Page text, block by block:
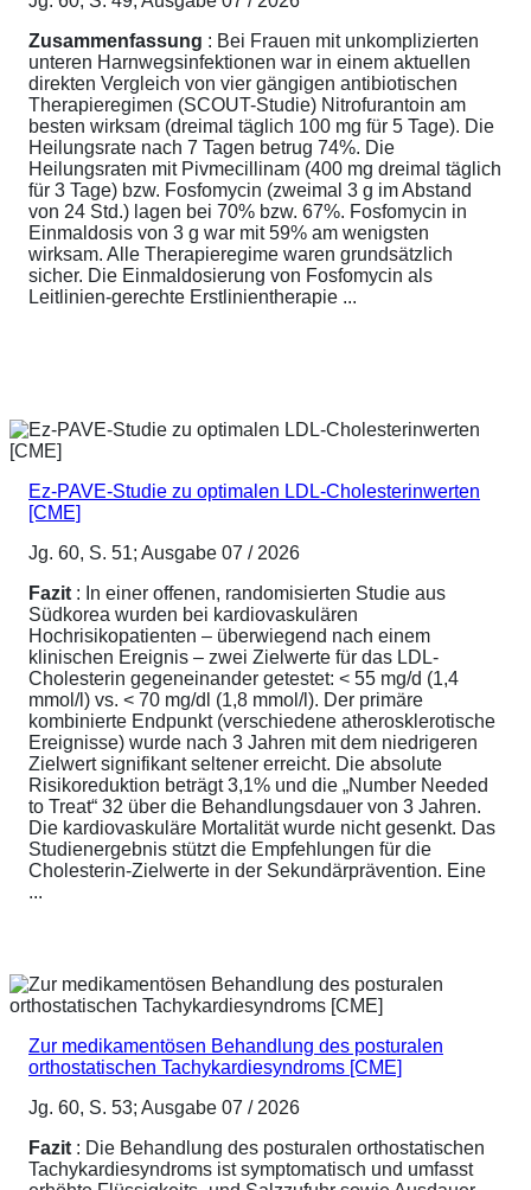
Zusammenfassung : Bei Frauen mit unkomplizierten
unteren Harnwegsinfektionen war in einem aktuellen
direkten Vergleich von vier gängigen antibiotischen
Therapieregimen (SCOUT-Studie) Nitrofurantoin am
besten wirksam (dreimal täglich 100 mg für 5 Tage). Die
Heilungsrate nach 7 Tagen betrug 74%. Die
Heilungsraten mit Pivmecillinam (400 mg dreimal täglich
für 3 Tage) bzw. Fosfomycin (zweimal 3 g im Abstand
von 24 Std.) lagen bei 70% bzw. 67%. Fosfomycin in
Einmaldosis von 3 g war mit 59% am wenigsten
wirksam. Alle Therapieregime waren grundsätzlich
sicher. Die Einmaldosierung von Fosfomycin als
Leitlinien-gerechte Erstlinientherapie ...
Ez-PAVE-Studie zu optimalen LDL-Cholesterinwerten
[CME]
Jg. 60, S. 51; Ausgabe 07 / 2026
Fazit : In einer offenen, randomisierten Studie aus
Südkorea wurden bei kardiovaskulären
Hochrisikopatienten – überwiegend nach einem
klinischen Ereignis – zwei Zielwerte für das LDL-
Cholesterin gegeneinander getestet: < 55 mg/d (1,4
mmol/l) vs. < 70 mg/dl (1,8 mmol/l). Der primäre
kombinierte Endpunkt (verschiedene atherosklerotische
Ereignisse) wurde nach 3 Jahren mit dem niedrigeren
Zielwert signifikant seltener erreicht. Die absolute
Risikoreduktion beträgt 3,1% und die „Number Needed
to Treat“ 32 über die Behandlungsdauer von 3 Jahren.
Die kardiovaskuläre Mortalität wurde nicht gesenkt. Das
Studienergebnis stützt die Empfehlungen für die
Cholesterin-Zielwerte in der Sekundärprävention. Eine
...
Zur medikamentösen Behandlung des posturalen
orthostatischen Tachykardiesyndroms [CME]
Jg. 60, S. 53; Ausgabe 07 / 2026
Fazit : Die Behandlung des posturalen orthostatischen
Tachykardiesyndroms ist symptomatisch und umfasst